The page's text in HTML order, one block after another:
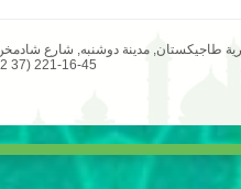
37) 221-16-45